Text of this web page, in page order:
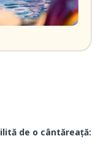
de o cântăreață: